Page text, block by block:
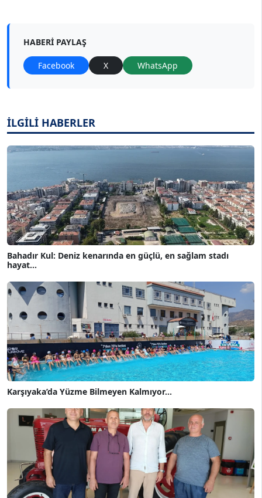
HABERI PAYLAŞ
Facebook X WhatsApp
İLGİLİ HABERLER
Bahadır Kul: Deniz kenarında en güçlü, en sağlam stadı
hayat...
Karşıyaka’da Yüzme Bilmeyen Kalmıyor...